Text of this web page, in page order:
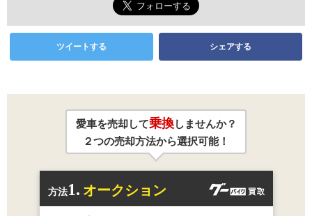
ツイートする シェアする
愛車を売却して乗換しませんか？
２つの売却方法から選択可能！
方法1. オークション